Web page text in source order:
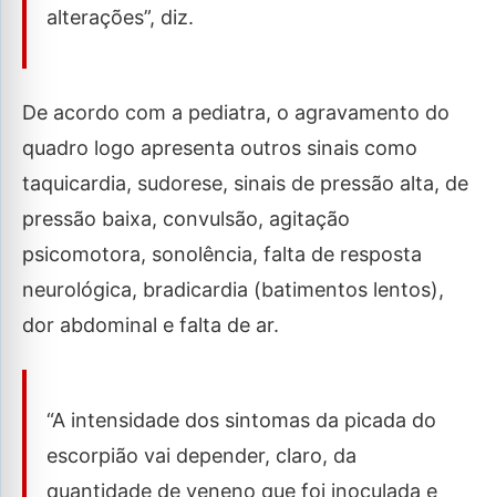
alterações”, diz.
De acordo com a pediatra, o agravamento do
quadro logo apresenta outros sinais como
taquicardia, sudorese, sinais de pressão alta, de
pressão baixa, convulsão, agitação
psicomotora, sonolência, falta de resposta
neurológica, bradicardia (batimentos lentos),
dor abdominal e falta de ar.
“A intensidade dos sintomas da picada do
escorpião vai depender, claro, da
quantidade de veneno que foi inoculada e